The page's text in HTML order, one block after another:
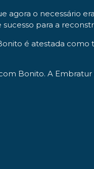
o necessário
para a
é atestada como
Bonito. A